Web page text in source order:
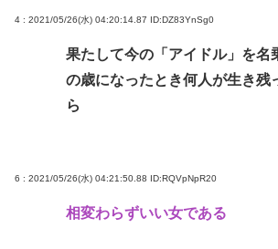
4 : 2021/05/26(水) 04:20:14.87 ID:DZ83YnSg0
果たして今の「アイドル」を名
の歳になったとき何人が生き残
ら
6 : 2021/05/26(水) 04:21:50.88 ID:RQVpNpR20
相変わらずいい女である